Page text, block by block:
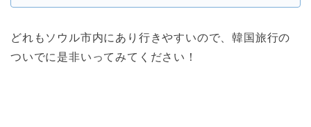
どれもソウル市内にあり行きやすいので、韓国旅行の
ついでに是非いってみてください！